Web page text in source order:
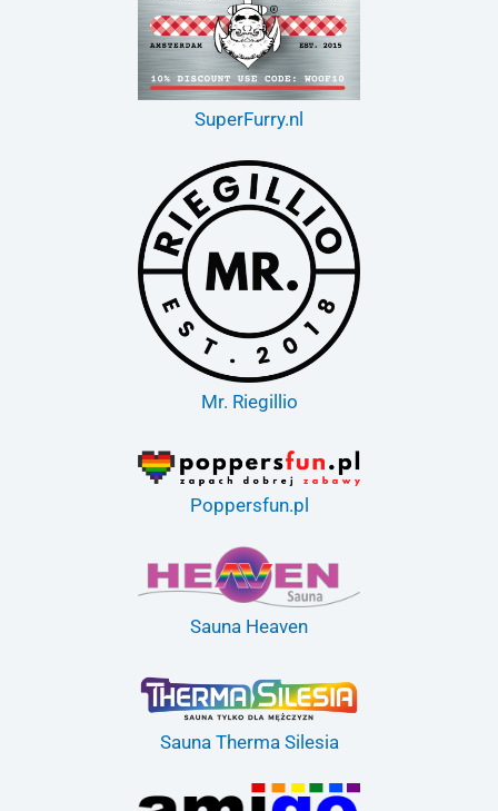
SuperFurry.nl
Mr. Riegillio
Poppersfun.pl
Sauna Heaven
Sauna Therma Silesia